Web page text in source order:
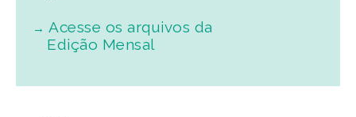
Acesse os arquivos da
Edição Mensal